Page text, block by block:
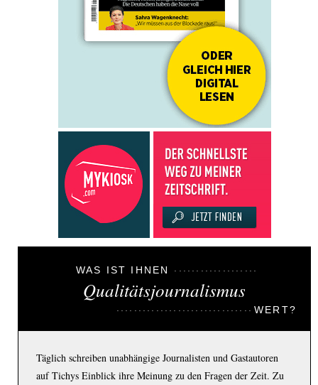
WAS IST IHNEN
Qualitätsjournalismus
WERT?
Täglich schreiben unabhängige Journalisten und Gastautoren
auf Tichys Einblick ihre Meinung zu den Fragen der Zeit. Zu